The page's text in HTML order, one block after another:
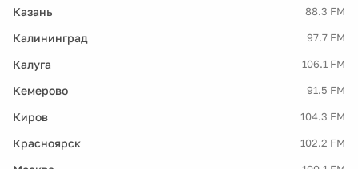
Казань 88.3 FM
Калининград 97.7 FM
Калуга 106.1 FM
Кемерово 91.5 FM
Киров 104.3 FM
Красноярск 102.2 FM